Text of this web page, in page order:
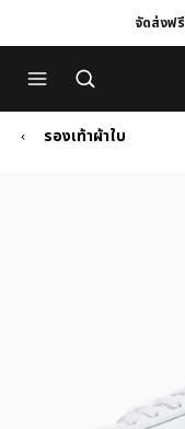
to
Main
content
to
Footer
Content
จัดส่งฟรี
รองเท้าผ้าใบ